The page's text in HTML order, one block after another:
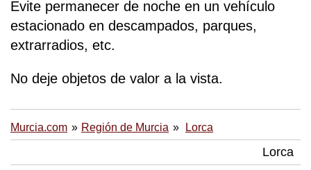
Evite permanecer de noche en un vehículo
estacionado en descampados, parques,
extrarradios, etc.
No deje objetos de valor a la vista.
Murcia.com Región de Murcia Lorca
Lorca